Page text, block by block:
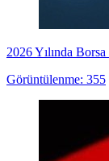
2026 Yılında
Görüntülenme: 355